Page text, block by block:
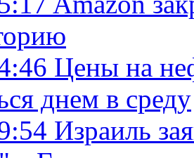
Цены на
днем в среду
Израиль